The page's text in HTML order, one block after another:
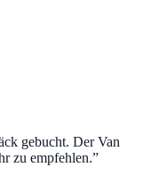
gebucht. Der Van
zu empfehlen.”